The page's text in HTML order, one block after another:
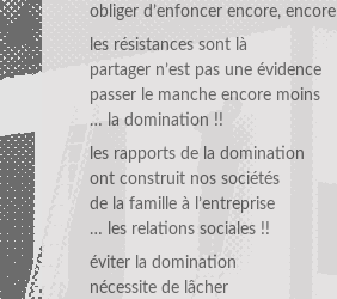
obliger d’enfoncer encore, encore
les résistances sont là
partager n’est pas une évidence
passer le manche encore moins
… la domination !!
les rapports de la domination
ont construit nos sociétés
de la famille à l’entreprise
… les relations sociales !!
éviter la domination
nécessite de lâcher